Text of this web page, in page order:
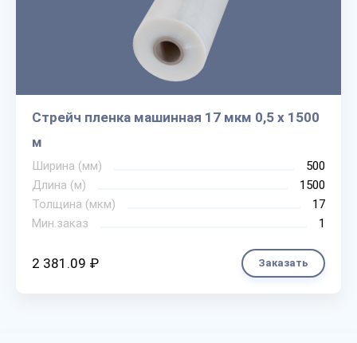
Стрейч пленка машинная 17 мкм 0,5 х 1500
м
Ширина (мм)
500
Длина (м)
1500
Толщина (мкм)
17
Мин.заказ
1
2 381.09 ₽ Заказать